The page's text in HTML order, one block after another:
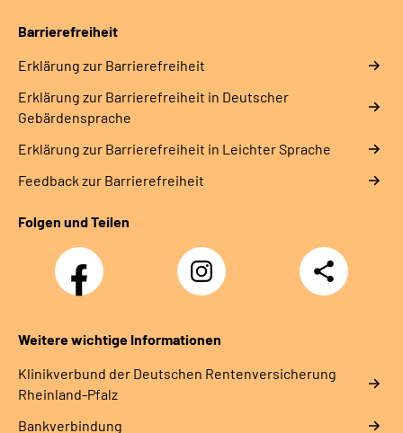
Barrierefreiheit
Erklärung zur Barrierefreiheit
Erklärung zur Barrierefreiheit in Deutscher
Gebärdensprache
Erklärung zur Barrierefreiheit in Leichter Sprache
Feedback zur Barrierefreiheit
Folgen und Teilen
Facebook
Instagram
DRV
Nachwuchskräfte
Teilen
Weitere wichtige Informationen
Klinikverbund der Deutschen Rentenversicherung
Rheinland-Pfalz
Bankverbindung